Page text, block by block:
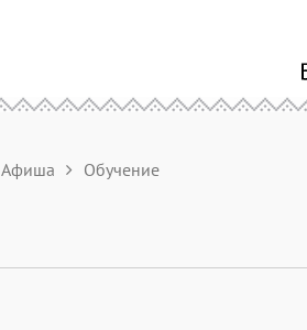
Афиша Обучение